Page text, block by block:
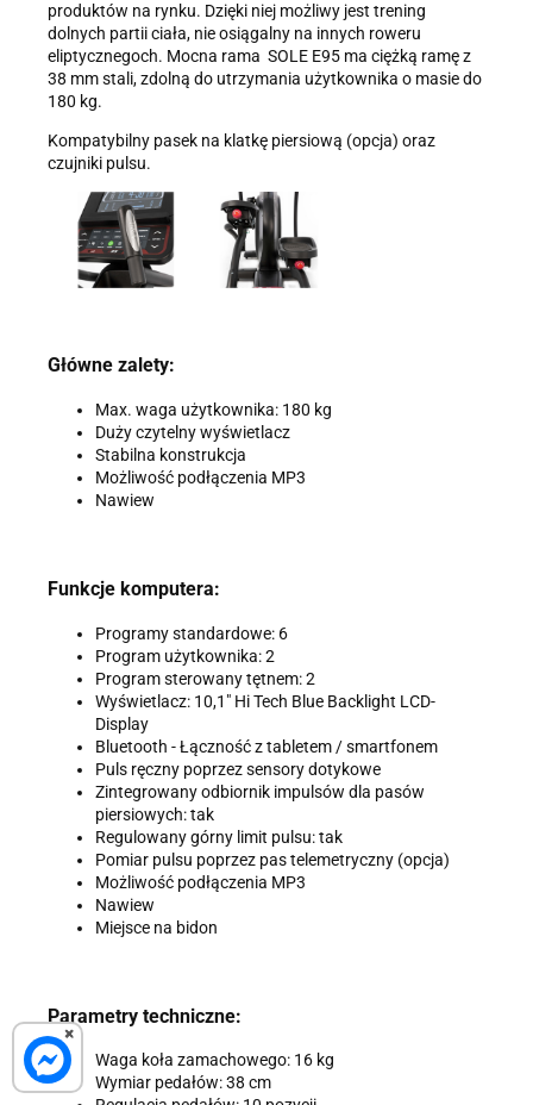
×
produktów na rynku. Dzięki niej możliwy jest trening
dolnych partii ciała, nie osiągalny na innych roweru
eliptycznegoch. Mocna rama ­ SOLE E95 ma ciężką ramę z
38 mm stali, zdolną do utrzymania użytkownika o masie do
180 kg.
Kompatybilny pasek na klatkę piersiową (opcja) oraz
czujniki pulsu.
Główne zalety:
Max. waga użytkownika: 180 kg
Duży czytelny wyświetlacz
Stabilna konstrukcja
Możliwość podłączenia MP3
Nawiew
Funkcje komputera:
Programy standardowe: 6
Program użytkownika: 2
Program sterowany tętnem: 2
Wyświetlacz: 10,1" Hi Tech Blue Backlight LCD-
Display
Bluetooth - Łączność z tabletem / smartfonem
Puls ręczny poprzez sensory dotykowe
Zintegrowany odbiornik impulsów dla pasów
piersiowych: tak
Regulowany górny limit pulsu: tak
Pomiar pulsu poprzez pas telemetryczny (opcja)
Możliwość podłączenia MP3
Nawiew
Miejsce na bidon
Parametry techniczne:
Waga koła zamachowego: 16 kg
Wymiar pedałów: 38 cm